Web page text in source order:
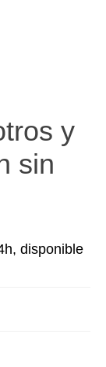
y
sin
disponible